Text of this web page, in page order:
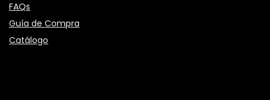
FAQs
Guía de Compra
Catálogo